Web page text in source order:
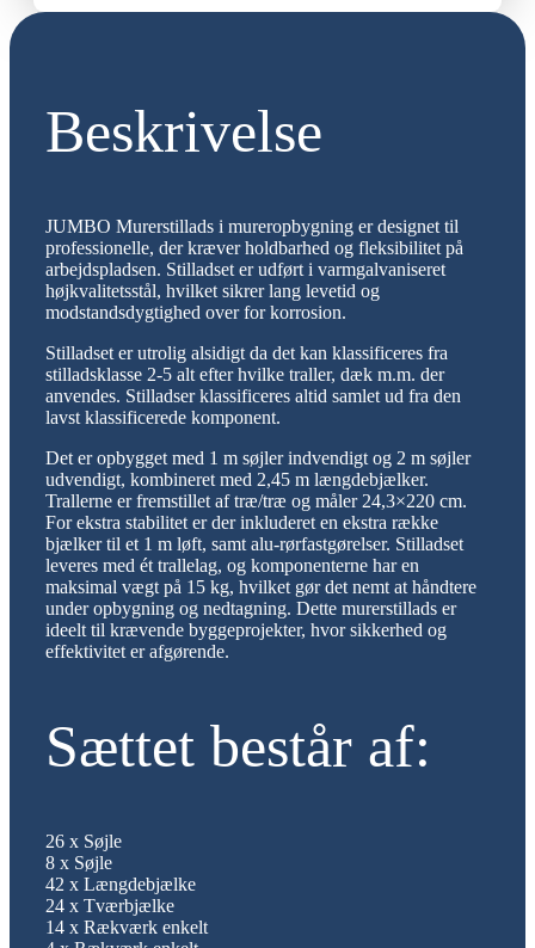
Beskrivelse
JUMBO Murerstillads i mureropbygning er designet til
professionelle, der kræver holdbarhed og fleksibilitet på
arbejdspladsen. Stilladset er udført i varmgalvaniseret
højkvalitetsstål, hvilket sikrer lang levetid og
modstandsdygtighed over for korrosion.
Stilladset er utrolig alsidigt da det kan klassificeres fra
stilladsklasse 2-5 alt efter hvilke traller, dæk m.m. der
anvendes. Stilladser klassificeres altid samlet ud fra den
lavst klassificerede komponent.
Det er opbygget med 1 m søjler indvendigt og 2 m søjler
udvendigt, kombineret med 2,45 m længdebjælker.
Trallerne er fremstillet af træ/træ og måler 24,3×220 cm.
For ekstra stabilitet er der inkluderet en ekstra række
bjælker til et 1 m løft, samt alu-rørfastgørelser. Stilladset
leveres med ét trallelag, og komponenterne har en
maksimal vægt på 15 kg, hvilket gør det nemt at håndtere
under opbygning og nedtagning. Dette murerstillads er
ideelt til krævende byggeprojekter, hvor sikkerhed og
effektivitet er afgørende.
Sættet består af:
26 x Søjle
8 x Søjle
42 x Længdebjælke
24 x Tværbjælke
14 x Rækværk enkelt